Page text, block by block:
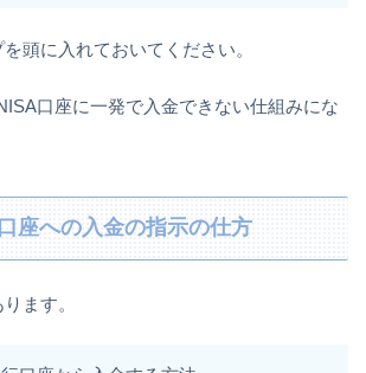
頭に入れておいてください。
口座に一発で入金できない仕組みにな
座への入金の指示の仕方
ます。